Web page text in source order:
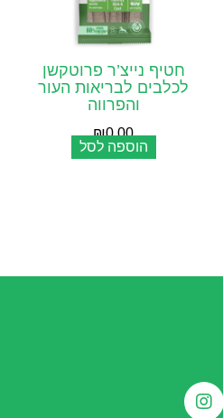
חטיף נייצ’ר פרוטקשן
לכלבים לבריאות העור
והפרווה
₪0.00
הוספה לסל